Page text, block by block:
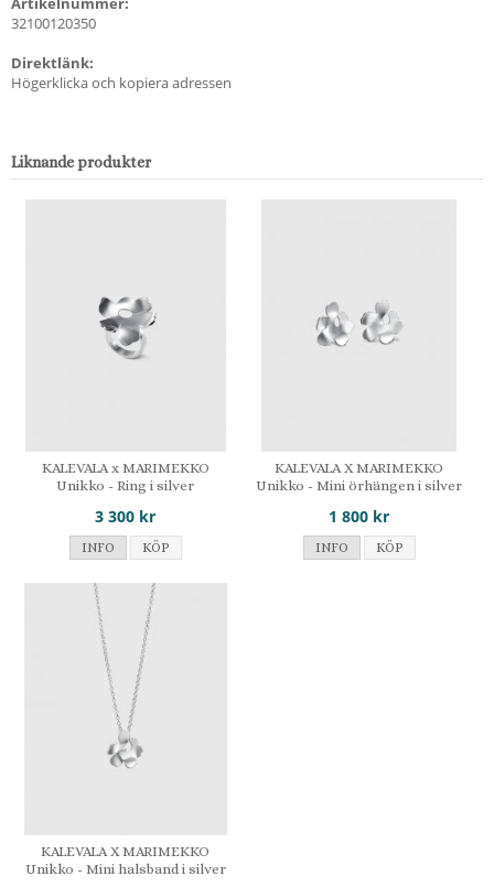
32100120350
Direktlänk:
Högerklicka och kopiera adressen
Liknande produkter
KALEVALA x MARIMEKKO
Unikko - Ring i silver
3 300 kr
INFO KÖP
KALEVALA X MARIMEKKO
Unikko - Mini örhängen i silver
1 800 kr
INFO KÖP
KALEVALA X MARIMEKKO
Unikko - Mini halsband i silver